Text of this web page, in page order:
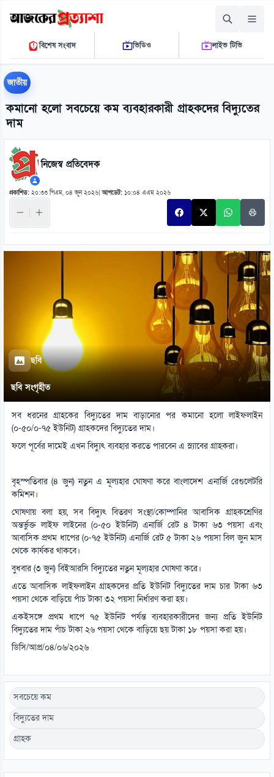
সোমবার, ১০ আগস্ট ২০২৬
১১ ০২ ৫৯ এ.এম.THE DAILY AJKER PROTTASHA
বিশেষ সংবাদ ভিডিও লাইভ টিভি
জাতীয়
কমানো হলো সবচেয়ে কম ব্যবহারকারী গ্রাহকদের বিদ্যুতের
দাম
নিজেস্ব প্রতিবেদক
প্রকাশিত: ২০:৩৩ পিএম, ০৪ জুন ২০২৬ |আপডেট: ১০:০৪ এএম ২০২৬
ছবি
ছবি সংগৃহীত
সব ধরনের গ্রাহকের বিদ্যুতের দাম বাড়ানোর পর কমানো হলো লাইফলাইন
(০-৫০/০-৭৫ ইউনিট) গ্রাহকদের বিদ্যুতের দাম।
ফলে পূর্বের দামেই এখন বিদ্যুৎ ব্যবহার করতে পারবেন এ স্ল্যাবের গ্রাহকরা।
বৃহস্পতিবার (৪ জুন) নতুন এ মূল্যহার ঘোষণা করে বাংলাদেশ এনার্জি রেগুলেটরি
কমিশন।
ঘোষণায় বলা হয়, সব বিদ্যুৎ বিতরণ সংস্থা/কোম্পানির আবাসিক গ্রাহকশ্রেণির
অন্তর্ভুক্ত লাইফ লাইনের (০-৫০ ইউনিট) এনার্জি রেট ৪ টাকা ৬৩ পয়সা এবং
আবাসিক প্রথম ধাপের (০-৭৫ ইউনিট) এনার্জি রেট ৫ টাকা ২৬ পয়সা বিল জুন মাস
থেকে কার্যকর থাকবে।
বুধবার (৩ জুন) বিইআরসি বিদ্যুতের নতুন মূল্যহার ঘোষণা করে।
এতে আবাসিক লাইফলাইন গ্রাহকদের প্রতি ইউনিট বিদ্যুতের দাম চার টাকা ৬৩
পয়সা থেকে বাড়িয়ে পাঁচ টাকা ৩২ পয়সা নির্ধারণ করা হয়।
একইসঙ্গে প্রথম ধাপে ৭৫ ইউনিট পর্যন্ত ব্যবহারকারীদের জন্য প্রতি ইউনিট
বিদ্যুতের দাম পাঁচ টাকা ২৬ পয়সা থেকে বাড়িয়ে ছয় টাকা ১৮ পয়সা করা হয়।
ডিসি/আপ্র/০৪/০৬/২০২৬
সবচেয়ে কম
বিদ্যুতের দাম
গ্রাহক